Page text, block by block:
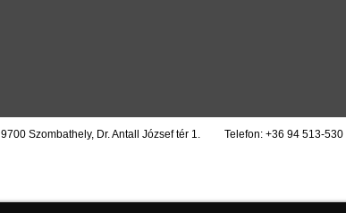
9700 Szombathely, Dr. Antall József tér 1. Telefon: +36 94 513-530